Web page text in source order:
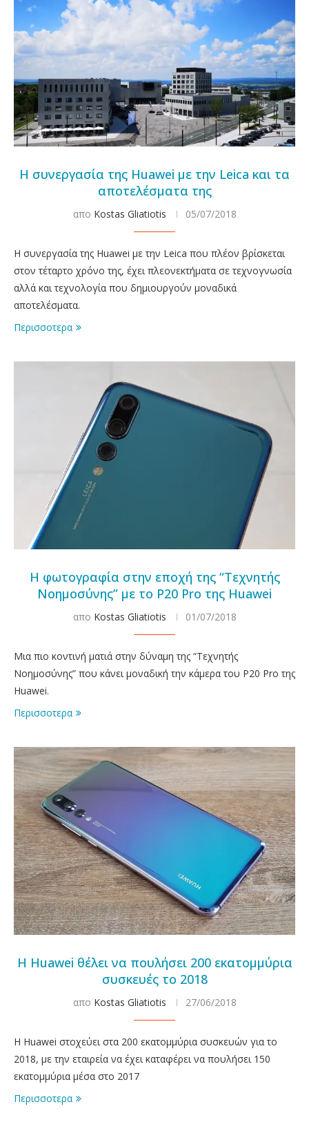
Η συνεργασία της Huawei με την Leica και τα
αποτελέσματα της
απο Kostas Gliatiotis 05/07/2018
Η συνεργασία της Huawei με την Leica που πλέον βρίσκεται
στον τέταρτο χρόνο της, έχει πλεονεκτήματα σε τεχνογνωσία
αλλά και τεχνολογία που δημιουργούν μοναδικά
αποτελέσματα.
Περισσοτερα
Η φωτογραφία στην εποχή της “Τεχνητής
Νοημοσύνης” με το P20 Pro της Huawei
απο Kostas Gliatiotis 01/07/2018
Μια πιο κοντινή ματιά στην δύναμη της “Τεχνητής
Νοημοσύνης” που κάνει μοναδική την κάμερα του P20 Pro της
Huawei.
Περισσοτερα
Η Huawei θέλει να πουλήσει 200 εκατομμύρια
συσκευές το 2018
απο Kostas Gliatiotis 27/06/2018
Η Huawei στοχεύει στα 200 εκατομμύρια συσκευών για το
2018, με την εταιρεία να έχει καταφέρει να πουλήσει 150
εκατομμύρια μέσα στο 2017
Περισσοτερα